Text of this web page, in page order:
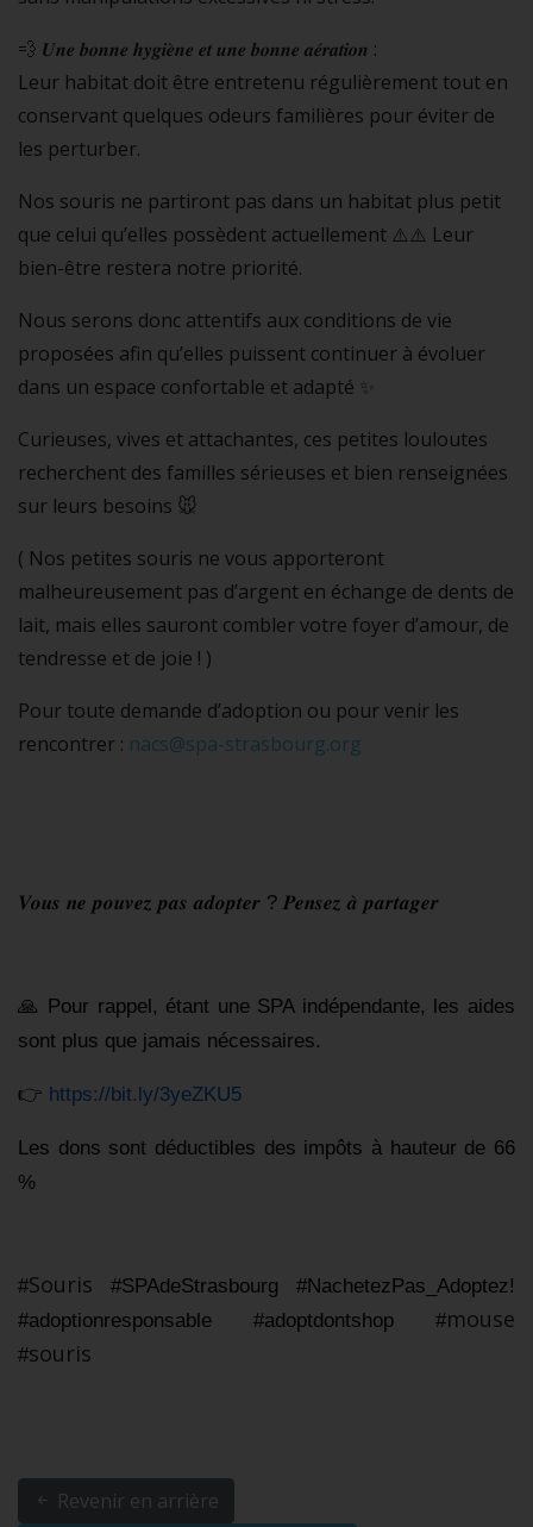
💨 𝑼𝒏𝒆 𝒃𝒐𝒏𝒏𝒆 𝒉𝒚𝒈𝒊𝒆̀𝒏𝒆 𝒆𝒕 𝒖𝒏𝒆 𝒃𝒐𝒏𝒏𝒆 𝒂𝒆́𝒓𝒂𝒕𝒊𝒐𝒏 :
Leur habitat doit être entretenu régulièrement tout en
conservant quelques odeurs familières pour éviter de
les perturber.
Nos souris ne partiront pas dans un habitat plus petit
que celui qu’elles possèdent actuellement ⚠️⚠️ Leur
bien-être restera notre priorité.
Nous serons donc attentifs aux conditions de vie
proposées afin qu’elles puissent continuer à évoluer
dans un espace confortable et adapté ✨
Curieuses, vives et attachantes, ces petites louloutes
recherchent des familles sérieuses et bien renseignées
sur leurs besoins 🐭
( Nos petites souris ne vous apporteront
malheureusement pas d’argent en échange de dents de
lait, mais elles sauront combler votre foyer d’amour, de
tendresse et de joie ! )
Pour toute demande d’adoption ou pour venir les
rencontrer : nacs@spa-strasbourg.org
𝑽𝒐𝒖𝒔 𝒏𝒆 𝒑𝒐𝒖𝒗𝒆𝒛 𝒑𝒂𝒔 𝒂𝒅𝒐𝒑𝒕𝒆𝒓 ? 𝑷𝒆𝒏𝒔𝒆𝒛 𝒂̀ 𝒑𝒂𝒓𝒕𝒂𝒈𝒆𝒓
🙏 Pour rappel, étant une SPA indépendante, les aides
sont plus que jamais nécessaires.
👉 https://bit.ly/3yeZKU5
Les dons sont déductibles des impôts à hauteur de 66
%
#Souris #SPAdeStrasbourg #NachetezPas_Adoptez
#adoptionresponsable
#adoptdontshop #mouse
#souris
Revenir en arrière